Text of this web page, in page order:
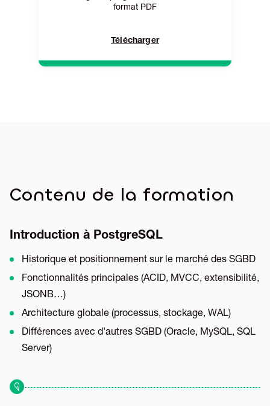
format PDF
Télécharger
Contenu de la formation
Introduction à PostgreSQL
Historique et positionnement sur le marché des SGBD
Fonctionnalités principales (ACID, MVCC, extensibilité,
JSONB…)
Architecture globale (processus, stockage, WAL)
Différences avec d'autres SGBD (Oracle, MySQL, SQL
Server)